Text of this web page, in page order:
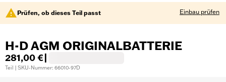
Prüfen, ob dieses Teil passt Einbau prüfen
H-D AGM ORIGINALBATTERIE
281,00 €
Teil | SKU-Nummer: 66010-97D